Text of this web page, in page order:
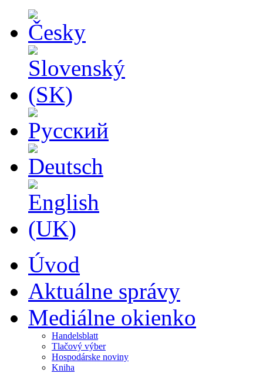
Úvod
Aktuálne správy
Mediálne okienko
Handelsblatt
Tlačový výber
Hospodárske noviny
Kniha